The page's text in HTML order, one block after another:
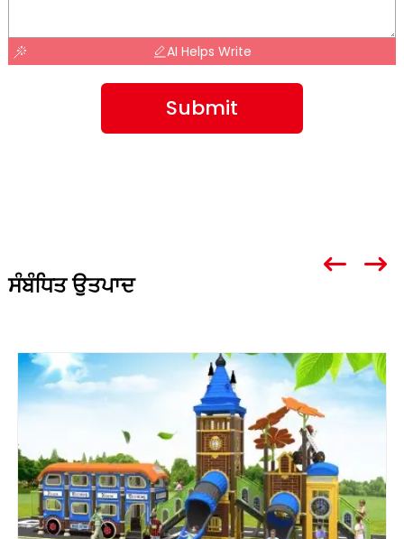
AI Helps Write
Submit
ਸੰਬੰਧਿਤ ਉਤਪਾਦ